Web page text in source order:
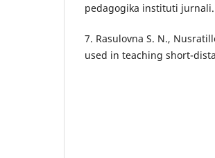
pedagogika instituti jurnali.
7. Rasulovna S. N.,
used in teaching short-